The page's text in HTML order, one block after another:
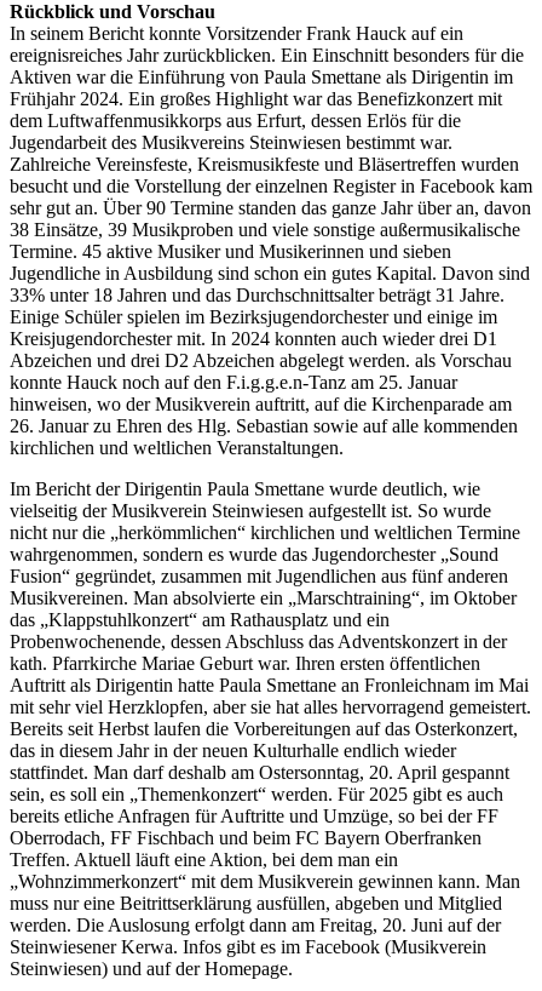
Rückblick und Vorschau
In seinem Bericht konnte Vorsitzender Frank Hauck auf ein
ereignisreiches Jahr zurückblicken. Ein Einschnitt besonders für die
Aktiven war die Einführung von Paula Smettane als Dirigentin im
Frühjahr 2024. Ein großes Highlight war das Benefizkonzert mit
dem Luftwaffenmusikkorps aus Erfurt, dessen Erlös für die
Jugendarbeit des Musikvereins Steinwiesen bestimmt war.
Zahlreiche Vereinsfeste, Kreismusikfeste und Bläsertreffen wurden
besucht und die Vorstellung der einzelnen Register in Facebook kam
sehr gut an. Über 90 Termine standen das ganze Jahr über an, davon
38 Einsätze, 39 Musikproben und viele sonstige außermusikalische
Termine. 45 aktive Musiker und Musikerinnen und sieben
Jugendliche in Ausbildung sind schon ein gutes Kapital. Davon sind
33% unter 18 Jahren und das Durchschnittsalter beträgt 31 Jahre.
Einige Schüler spielen im Bezirksjugendorchester und einige im
Kreisjugendorchester mit. In 2024 konnten auch wieder drei D1
Abzeichen und drei D2 Abzeichen abgelegt werden. als Vorschau
konnte Hauck noch auf den F.i.g.g.e.n-Tanz am 25. Januar
hinweisen, wo der Musikverein auftritt, auf die Kirchenparade am
26. Januar zu Ehren des Hlg. Sebastian sowie auf alle kommenden
kirchlichen und weltlichen Veranstaltungen.
Im Bericht der Dirigentin Paula Smettane wurde deutlich, wie
vielseitig der Musikverein Steinwiesen aufgestellt ist. So wurde
nicht nur die „herkömmlichen“ kirchlichen und weltlichen Termine
wahrgenommen, sondern es wurde das Jugendorchester „Sound
Fusion“ gegründet, zusammen mit Jugendlichen aus fünf anderen
Musikvereinen. Man absolvierte ein „Marschtraining“, im Oktober
das „Klappstuhlkonzert“ am Rathausplatz und ein
Probenwochenende, dessen Abschluss das Adventskonzert in der
kath. Pfarrkirche Mariae Geburt war. Ihren ersten öffentlichen
Auftritt als Dirigentin hatte Paula Smettane an Fronleichnam im Mai
mit sehr viel Herzklopfen, aber sie hat alles hervorragend gemeistert.
Bereits seit Herbst laufen die Vorbereitungen auf das Osterkonzert,
das in diesem Jahr in der neuen Kulturhalle endlich wieder
stattfindet. Man darf deshalb am Ostersonntag, 20. April gespannt
sein, es soll ein „Themenkonzert“ werden. Für 2025 gibt es auch
bereits etliche Anfragen für Auftritte und Umzüge, so bei der FF
Oberrodach, FF Fischbach und beim FC Bayern Oberfranken
Treffen. Aktuell läuft eine Aktion, bei dem man ein
„Wohnzimmerkonzert“ mit dem Musikverein gewinnen kann. Man
muss nur eine Beitrittserklärung ausfüllen, abgeben und Mitglied
werden. Die Auslosung erfolgt dann am Freitag, 20. Juni auf der
Steinwiesener Kerwa. Infos gibt es im Facebook (Musikverein
Steinwiesen) und auf der Homepage.